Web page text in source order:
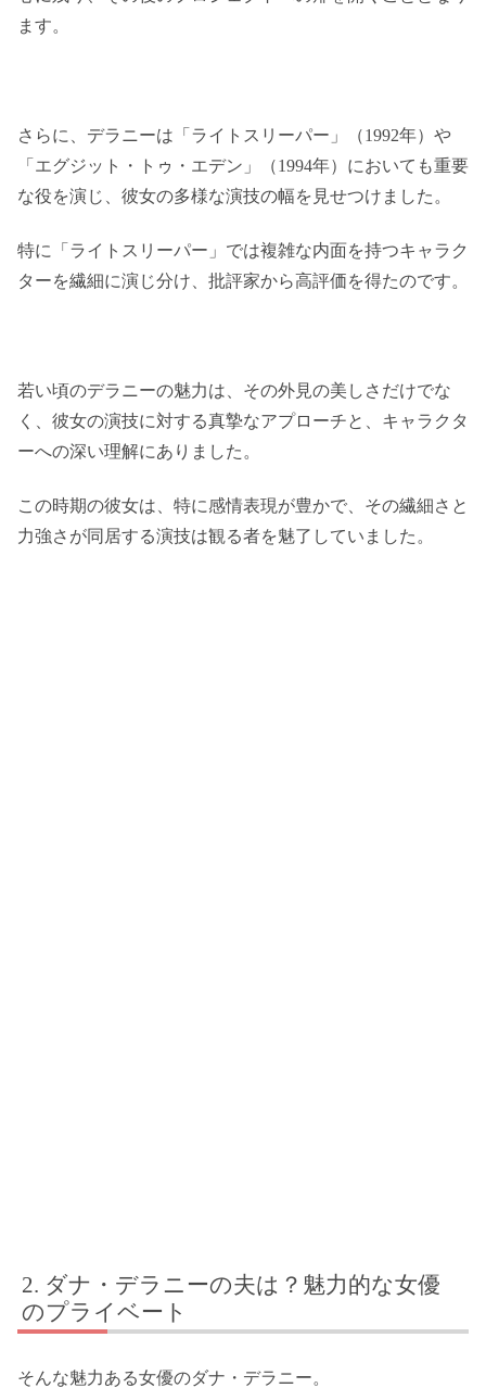
ます。
さらに、デラニーは「ライトスリーパー」（1992年）や
「エグジット・トゥ・エデン」（1994年）においても重要
な役を演じ、彼女の多様な演技の幅を見せつけました。
特に「ライトスリーパー」では複雑な内面を持つキャラク
ターを繊細に演じ分け、批評家から高評価を得たのです。
若い頃のデラニーの魅力は、その外見の美しさだけでな
く、彼女の演技に対する真摯なアプローチと、キャラクタ
ーへの深い理解にありました。
この時期の彼女は、特に感情表現が豊かで、その繊細さと
力強さが同居する演技は観る者を魅了していました。
ダナ・デラニーの夫は？魅力的な女優
のプライベート
そんな魅力ある女優のダナ・デラニー。